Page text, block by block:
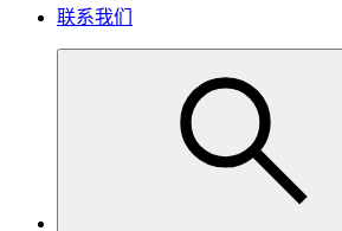
联系我们